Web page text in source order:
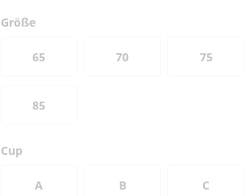
Größe
65 70 75
85
Cup
A B C